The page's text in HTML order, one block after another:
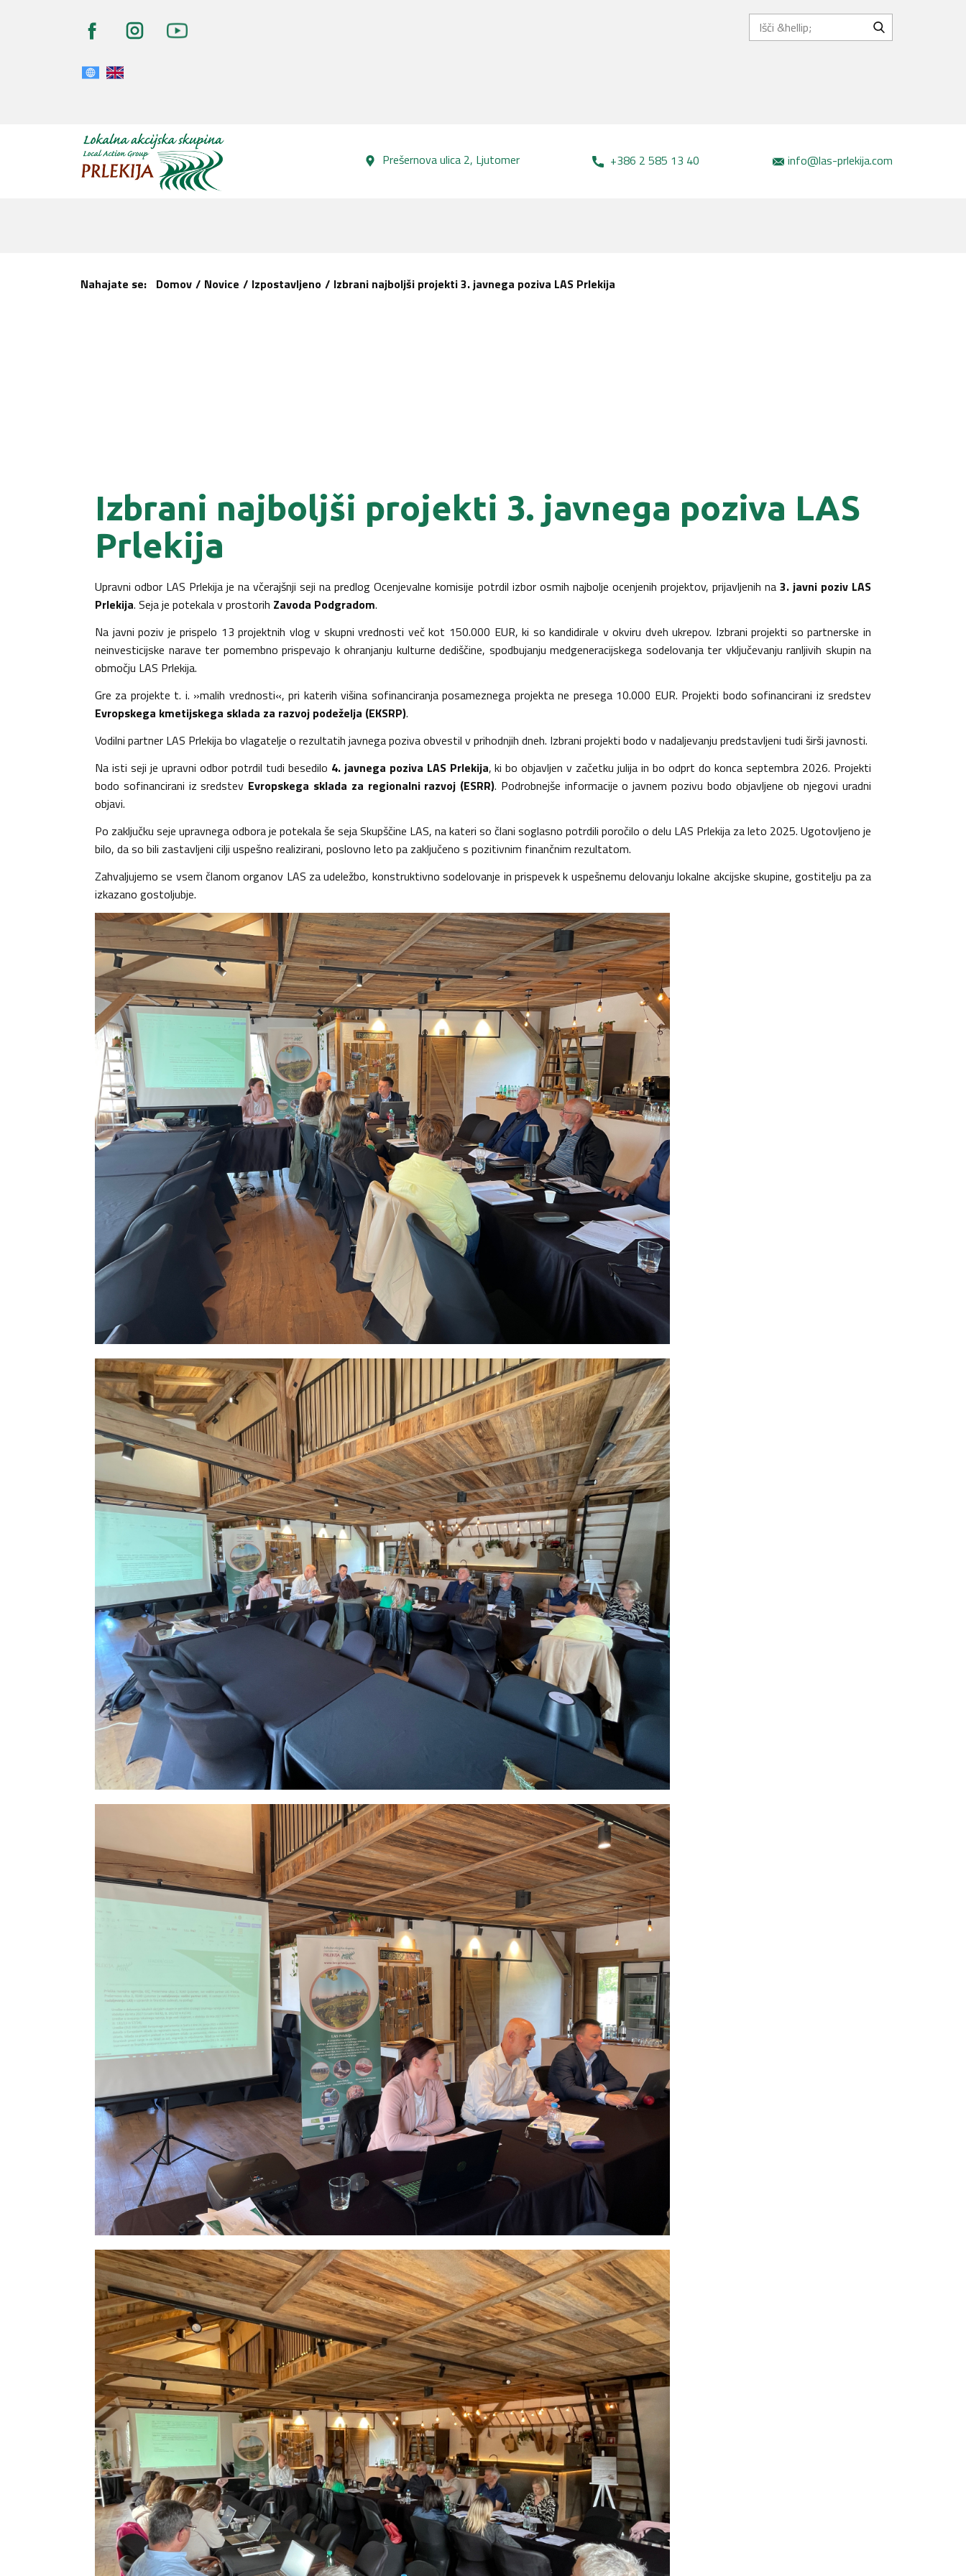
info@las-prlekija.com
+386 2 585 13 40
Prešernova ulica 2, Lj​utomer
Nahajate se: Domov / Novice / Izpostavljeno / Izbrani najboljši projekti 3. javnega poziva LAS Prlekija
Izbrani najboljši projekti 3. javnega poziva LAS
Prlekija
Upravni odbor LAS Prlekija je na včerajšnji seji na predlog Ocenjevalne komisije potrdil izbor osmih najbolje ocenjenih projektov, prijavljenih na 3. javni poziv LAS
Prlekija. Seja je potekala v prostorih Zavoda Podgradom.
Na javni poziv je prispelo 13 projektnih vlog v skupni vrednosti več kot 150.000 EUR, ki so kandidirale v okviru dveh ukrepov. Izbrani projekti so partnerske in
neinvesticijske narave ter pomembno prispevajo k ohranjanju kulturne dediščine, spodbujanju medgeneracijskega sodelovanja ter vključevanju ranljivih skupin na
območju LAS Prlekija.
Gre za projekte t. i. »malih vrednosti«, pri katerih višina sofinanciranja posameznega projekta ne presega 10.000 EUR. Projekti bodo sofinancirani iz sredstev
Evropskega kmetijskega sklada za razvoj podeželja (EKSRP).
Vodilni partner LAS Prlekija bo vlagatelje o rezultatih javnega poziva obvestil v prihodnjih dneh. Izbrani projekti bodo v nadaljevanju predstavljeni tudi širši javnosti.
Na isti seji je upravni odbor potrdil tudi besedilo 4. javnega poziva LAS Prlekija, ki bo objavljen v začetku julija in bo odprt do konca septembra 2026. Projekti
bodo sofinancirani iz sredstev Evropskega sklada za regionalni razvoj (ESRR). Podrobnejše informacije o javnem pozivu bodo objavljene ob njegovi uradni
objavi.
Po zaključku seje upravnega odbora je potekala še seja Skupščine LAS, na kateri so člani soglasno potrdili poročilo o delu LAS Prlekija za leto 2025. Ugotovljeno je
bilo, da so bili zastavljeni cilji uspešno realizirani, poslovno leto pa zaključeno s pozitivnim finančnim rezultatom.
Zahvaljujemo se vsem članom organov LAS za udeležbo, konstruktivno sodelovanje in prispevek k uspešnemu delovanju lokalne akcijske skupine, gostitelju pa za
izkazano gostoljubje.